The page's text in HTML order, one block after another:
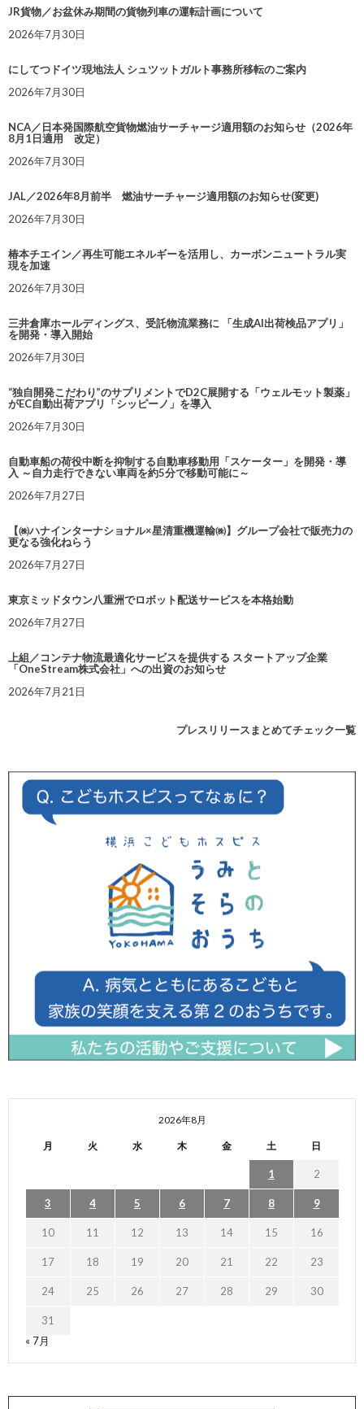
JR貨物／お盆休み期間の貨物列車の運転計画について
2026年7月30日
にしてつドイツ現地法人 シュツットガルト事務所移転のご案内
2026年7月30日
NCA／日本発国際航空貨物燃油サーチャージ適用額のお知らせ（2026年
8月1日適用 改定）
2026年7月30日
JAL／2026年8月前半 燃油サーチャージ適用額のお知らせ(変更)
2026年7月30日
椿本チエイン／再生可能エネルギーを活用し、カーボンニュートラル実
現を加速
2026年7月30日
三井倉庫ホールディングス、受託物流業務に 「生成AI出荷検品アプリ」
を開発・導入開始
2026年7月30日
“独自開発こだわり”のサプリメントでD2C展開する「ウェルモット製薬」
がEC自動出荷アプリ「シッピーノ」を導入
2026年7月30日
自動車船の荷役中断を抑制する自動車移動用「スケーター」を開発・導
入 ～自力走行できない車両を約5分で移動可能に～
2026年7月27日
【㈱ハナインターナショナル×星清重機運輸㈱】グループ会社で販売力の
更なる強化ねらう
2026年7月27日
東京ミッドタウン八重洲でロボット配送サービスを本格始動
2026年7月27日
上組／コンテナ物流最適化サービスを提供する スタートアップ企業
「OneStream株式会社」への出資のお知らせ
2026年7月21日
プレスリリースまとめてチェック一覧
2026年8月
月 火 水 木 金 土 日
1 2
3 4 5 6 7 8 9
10 11 12 13 14 15 16
17 18 19 20 21 22 23
24 25 26 27 28 29 30
31
« 7月